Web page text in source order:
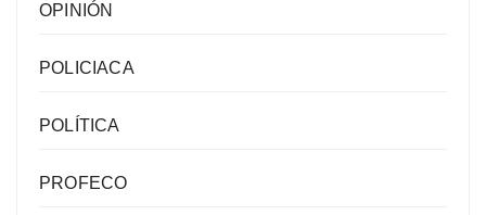
OPINIÓN
POLICIACA
POLÍTICA
PROFECO